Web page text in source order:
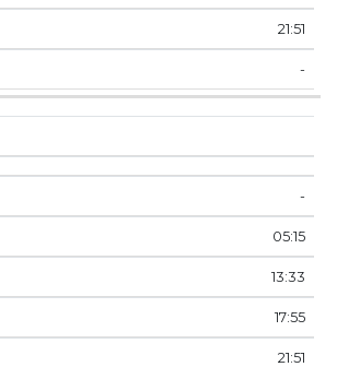
21:51
-
-
05:15
13:33
17:55
21:51